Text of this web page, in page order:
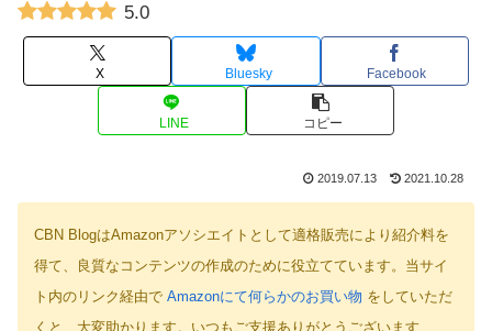
5.0
X Bluesky Facebook
LINE コピー
2019.07.13 2021.10.28
CBN BlogはAmazonアソシエイトとして適格販売により紹介料を
得て、良質なコンテンツの作成のために役立てています。当サイ
ト内のリンク経由で Amazonにて何らかのお買い物 をしていただ
くと、大変助かります。いつもご支援ありがとうございます